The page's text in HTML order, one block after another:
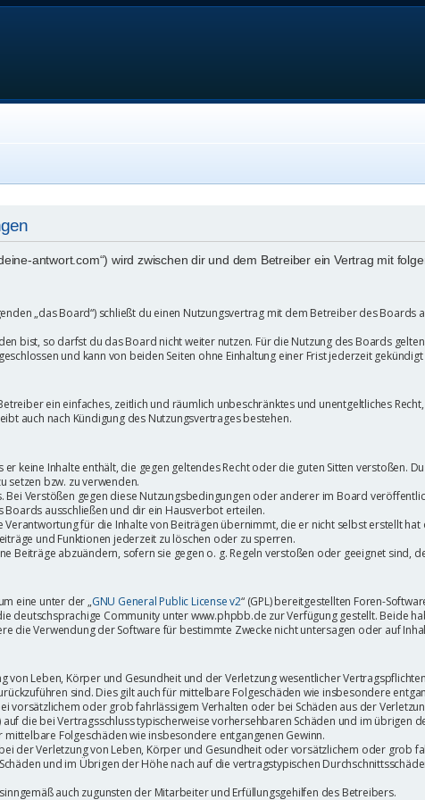
antwort.com“) wird zwischen dir und dem Betreiber ein Vertrag mit
„das Board“) schließt du einen Nutzungsvertrag mit dem Betreiber des Boards
bist, so darfst du das Board nicht weiter nutzen. Für die Nutzung des Boards
und kann von beiden Seiten ohne Einhaltung einer Frist jederzeit
ein einfaches, zeitlich und räumlich unbeschränktes und unentgeltliches
auch nach Kündigung des Nutzungsvertrages bestehen.
keine Inhalte enthält, die gegen geltendes Recht oder die guten Sitten verstoßen.
setzen bzw. zu verwenden.
Verstößen gegen diese Nutzungsbedingungen oder anderer im Board
ausschließen und dir ein Hausverbot erteilen.
für die Inhalte von Beiträgen übernimmt, die er nicht selbst erstellt
und Funktionen jederzeit zu löschen oder zu sperren.
Beiträge abzuändern, sofern sie gegen o. g. Regeln verstoßen oder geeignet sind,
eine unter der „GNU General Public License v2“ (GPL) bereitgestellten Foren-
deutschsprachige Community unter www.phpbb.de zur Verfügung gestellt. Beide
die Verwendung der Software für bestimmte Zwecke nicht untersagen oder auf
von Leben, Körper und Gesundheit und der Verletzung wesentlicher
sind. Dies gilt auch für mittelbare Folgeschäden wie insbesondere
vorsätzlichem oder grob fahrlässigem Verhalten oder bei Schäden aus der
die bei Vertragsschluss typischerweise vorhersehbaren Schäden und im übrigen
Folgeschäden wie insbesondere entgangenen Gewinn.
der Verletzung von Leben, Körper und Gesundheit oder vorsätzlichem oder grob
und im Übrigen der Höhe nach auf die vertragstypischen
auch zugunsten der Mitarbeiter und Erfüllungsgehilfen des Betreibers.